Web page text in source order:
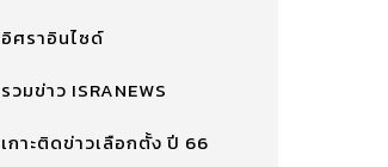
อิศราอินไซด์
รวมข่าว ISRANEWS
เกาะติดข่าวเลือกตั้ง ปี 66